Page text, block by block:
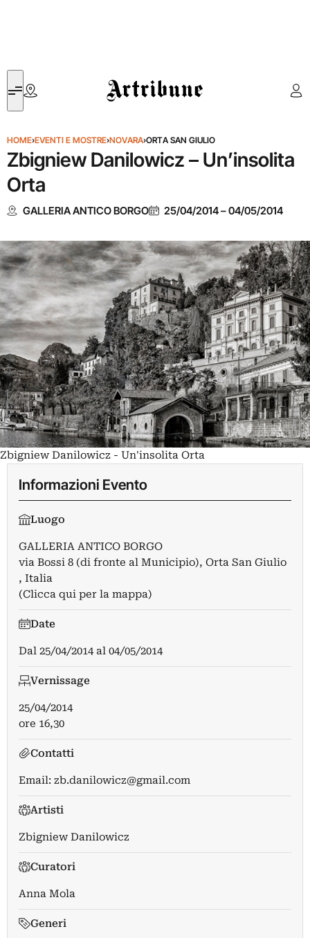
Artribune
HOME›EVENTI E MOSTRE›NOVARA›ORTA SAN GIULIO
Zbigniew Danilowicz – Un’insolita
Orta
GALLERIA ANTICO BORGO 25/04/2014–04/05/2014
Zbigniew Danilowicz - Un'insolita Orta
Informazioni Evento
Luogo
GALLERIA ANTICO BORGO
via Bossi 8 (di fronte al Municipio), Orta San Giulio
, Italia
(Clicca qui per la mappa)
Date
Dal 25/04/2014al 04/05/2014
Vernissage
25/04/2014
ore 16,30
Contatti
Email: zb.danilowicz@gmail.com
Artisti
Zbigniew Danilowicz
Curatori
Anna Mola
Generi